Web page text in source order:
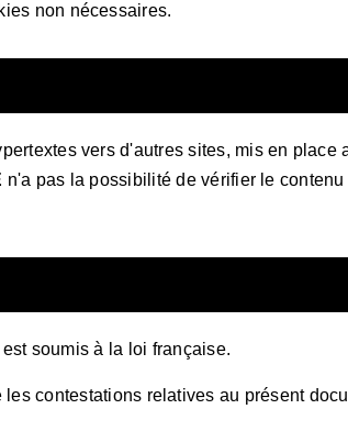
non nécessaires.
vers d'autres sites, mis en place
n'a pas la possibilité de vérifier le
est soumis à la loi française.
contestations relatives au présent